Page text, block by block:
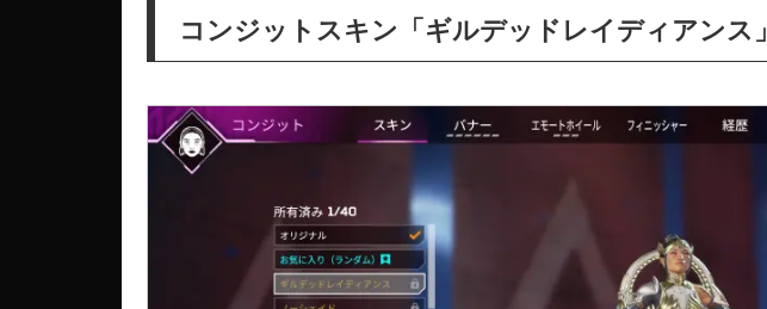
コンジットスキン「ギルデッドレイディアンス」